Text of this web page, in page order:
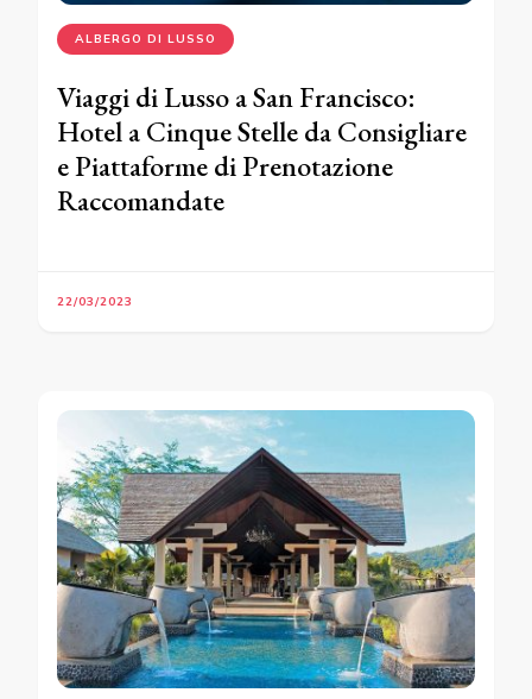
ALBERGO DI LUSSO
Viaggi di Lusso a San Francisco:
Hotel a Cinque Stelle da Consigliare
e Piattaforme di Prenotazione
Raccomandate
22/03/2023